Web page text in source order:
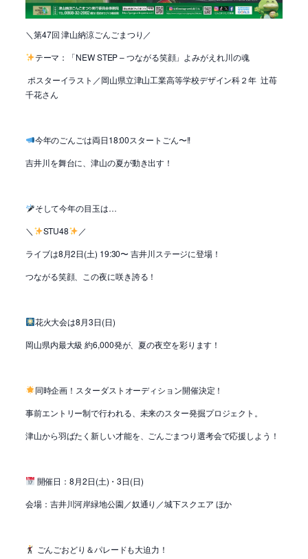
＼第47回 津山納涼ごんごまつり／
テーマ：「NEW STEP – つながる笑顔」よみがえれ川の魂
ポスターイラスト／岡山県立津山工業高等学校デザイン科２年 辻苺
千花さん
今年のごんごは両日18:00スタートごん〜!!
吉井川を舞台に、津山の夏が動き出す！
そして今年の目玉は…
＼
STU48
／
ライブは8月2日(土) 19:30〜 吉井川ステージに登場！
つながる笑顔、この夜に咲き誇る！
花火大会は8月3日(日)
岡山県内最大級 約6,000発が、夏の夜空を彩ります！
同時企画！スターダストオーディション開催決定！
事前エントリー制で行われる、未来のスター発掘プロジェクト。
津山から羽ばたく新しい才能を、ごんごまつり選考会で応援しよう！
開催日：8月2日(土)・3日(日)
会場：吉井川河岸緑地公園／奴通り／城下スクエア ほか
ごんごおどり＆パレードも大迫力！